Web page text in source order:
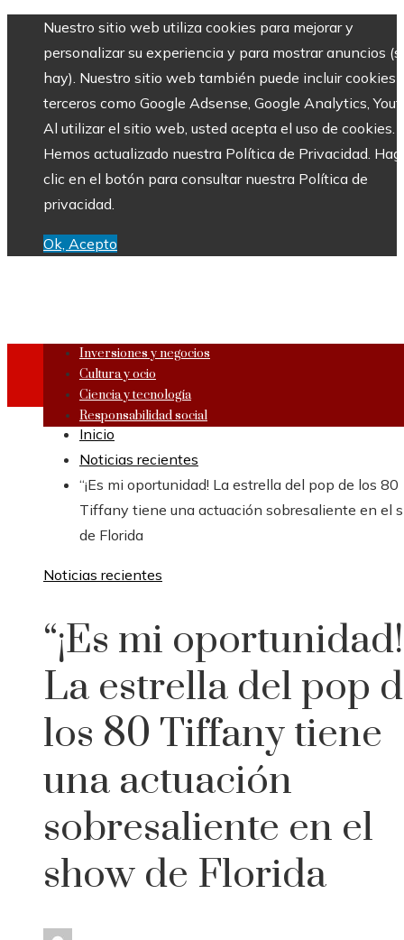
Nuestro sitio web utiliza cookies para mejorar y
personalizar su experiencia y para mostrar anuncios
hay). Nuestro sitio web también puede incluir cookies
terceros como Google Adsense, Google Analytics,
Al utilizar el sitio web, usted acepta el uso de cookies.
Hemos actualizado nuestra Política de Privacidad.
clic en el botón para consultar nuestra Política de
privacidad.
Ok, Acepto
Inversiones y negocios
Cultura y ocio
Ciencia y tecnología
Responsabilidad social
Inicio
Noticias recientes
“¡Es mi oportunidad! La estrella del pop de los 80
Tiffany tiene una actuación sobresaliente en el
de Florida
Noticias recientes
“¡Es mi oportunidad!
La estrella del pop
los 80 Tiffany tiene
una actuación
sobresaliente en el
show de Florida